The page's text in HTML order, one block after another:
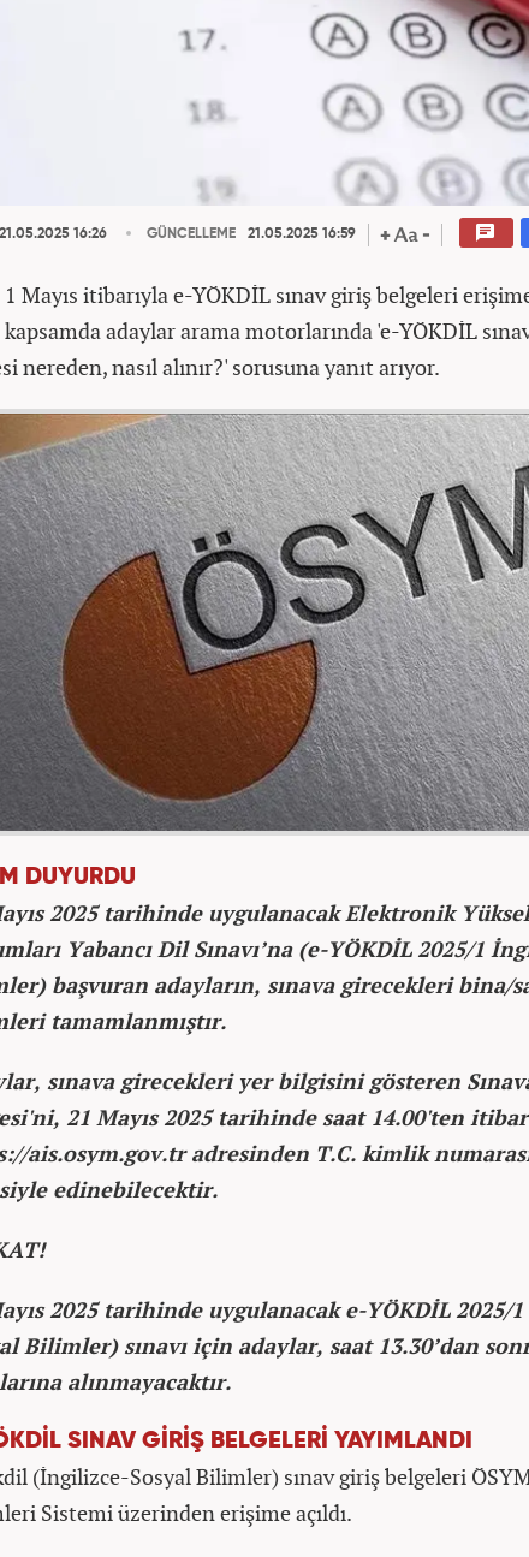
21.05.2025 16:26 GÜNCELLEME 21.05.2025 16:59
1 Mayıs itibarıyla e-YÖKDİL sınav giriş belgeleri
kapsamda adaylar arama motorlarında 'e-YÖKDİL
nereden, nasıl alınır?' sorusuna yanıt arıyor.
DUYURDU
2025 tarihinde uygulanacak Elektronik
Yabancı Dil Sınavı’na (e-YÖKDİL 2025/1
başvuran adayların, sınava girecekleri bina/
tamamlanmıştır.
sınava girecekleri yer bilgisini gösteren
21 Mayıs 2025 tarihinde saat 14.00'ten
ais.osym.gov.tr adresinden T.C. kimlik
edinebilecektir.
2025 tarihinde uygulanacak e-YÖKDİL 2025/
Bilimler) sınavı için adaylar, saat 13.30’dan
alınmayacaktır.
SINAV GİRİŞ BELGELERİ YAYIMLANDI
(İngilizce-Sosyal Bilimler) sınav giriş belgeleri
Sistemi üzerinden erişime açıldı.